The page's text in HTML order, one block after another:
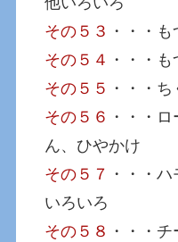
その５３ ・・・
その５４ ・・・
その５５ ・・・
その５６ ・・・
ん、ひやかけ
その５７ ・・・
いろいろ
その５８ ・・・